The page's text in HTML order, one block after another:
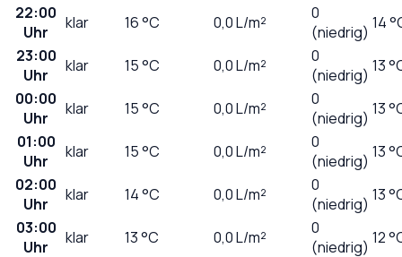
22:00
Uhr
klar 16°C 0,0L/m²
0
(niedrig) 14
23:00
Uhr
klar 15°C 0,0L/m²
0
(niedrig) 13
00:00
Uhr
klar 15°C 0,0L/m²
0
(niedrig) 13
01:00
Uhr
klar 15°C 0,0L/m²
0
(niedrig) 13
02:00
Uhr
klar 14°C 0,0L/m²
0
(niedrig) 13
03:00
Uhr
klar 13°C 0,0L/m²
0
(niedrig) 12